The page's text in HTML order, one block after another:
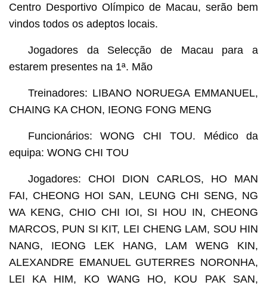
Centro Desportivo Olímpico de Macau, serão bem
vindos todos os adeptos locais.
Jogadores da Selecção de Macau para a
estarem presentes na 1ª. Mão
Treinadores: LIBANO NORUEGA EMMANUEL,
CHAING KA CHON, IEONG FONG MENG
Funcionários: WONG CHI TOU. Médico da
equipa: WONG CHI TOU
Jogadores: CHOI DION CARLOS, HO MAN
FAI, CHEONG HOI SAN, LEUNG CHI SENG, NG
WA KENG, CHIO CHI IOI, SI HOU IN, CHEONG
MARCOS, PUN SI KIT, LEI CHENG LAM, SOU HIN
NANG, IEONG LEK HANG, LAM WENG KIN,
ALEXANDRE EMANUEL GUTERRES NORONHA,
LEI KA HIM, KO WANG HO, KOU PAK SAN,